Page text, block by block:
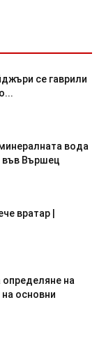
се гаврили
вода
във Вършец
вратар |
на
основни